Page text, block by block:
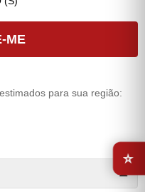
ME
para sua região:
⭐